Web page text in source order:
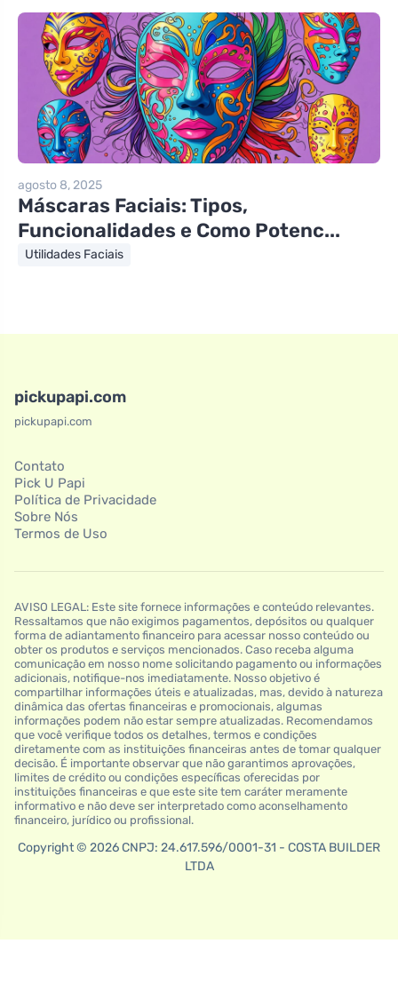
agosto 8, 2025
Máscaras Faciais: Tipos,
Funcionalidades e Como Potenc...
Utilidades Faciais
pickupapi.com
pickupapi.com
Contato
Pick U Papi
Política de Privacidade
Sobre Nós
Termos de Uso
AVISO LEGAL: Este site fornece informações e conteúdo relevantes.
Ressaltamos que não exigimos pagamentos, depósitos ou qualquer
forma de adiantamento financeiro para acessar nosso conteúdo ou
obter os produtos e serviços mencionados. Caso receba alguma
comunicação em nosso nome solicitando pagamento ou informações
adicionais, notifique-nos imediatamente. Nosso objetivo é
compartilhar informações úteis e atualizadas, mas, devido à natureza
dinâmica das ofertas financeiras e promocionais, algumas
informações podem não estar sempre atualizadas. Recomendamos
que você verifique todos os detalhes, termos e condições
diretamente com as instituições financeiras antes de tomar qualquer
decisão. É importante observar que não garantimos aprovações,
limites de crédito ou condições específicas oferecidas por
instituições financeiras e que este site tem caráter meramente
informativo e não deve ser interpretado como aconselhamento
financeiro, jurídico ou profissional.
Copyright © 2026 CNPJ: 24.617.596/0001-31 - COSTA BUILDER
LTDA